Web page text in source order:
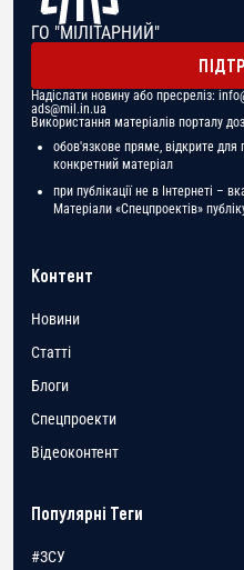
ГО "МІЛІТАРНИЙ"
Надіслати новину або пресреліз:
ads@mil.in.ua
Використання матеріалів порталу
обов'язкове пряме, відкрите для
конкретний матеріал
при публікації не в Інтернеті –
Матеріали «Спецпроектів»
Контент
Новини
Статті
Блоги
Спецпроекти
Відеоконтент
Популярні Теги
#ЗСУ